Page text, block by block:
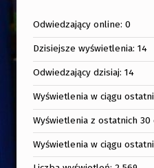
Odwiedzający online:0
Dzisiejsze wyświetlenia:14
Odwiedzający dzisiaj:14
Wyświetlenia w ciągu
Wyświetlenia z ostatnich
Wyświetlenia w ciągu